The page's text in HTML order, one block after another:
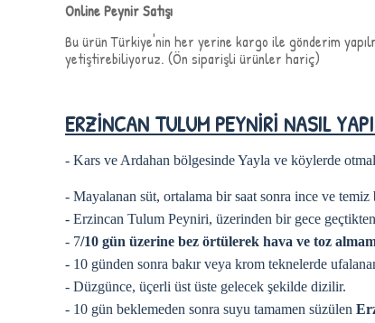
Online Peynir Satışı
Bu ürün Türkiye'nin her yerine kargo ile gönderim
yetiştirebiliyoruz. (Ön siparişli ürünler hariç)
ERZİNCAN TULUM PEYNİRİ NASIL
- Kars ve Ardahan bölgesinde Yayla ve köylerde
- Mayalanan süt, ortalama bir saat sonra ince ve temiz
- Erzincan Tulum Peyniri, üzerinden bir gece
- 7/10 gün üzerine bez örtülerek hava ve toz
- 10 günden sonra bakır veya krom teknelerde
- Düzgünce, üçerli üst üste gelecek şekilde dizilir.
- 10 gün beklemeden sonra suyu tamamen süzülen